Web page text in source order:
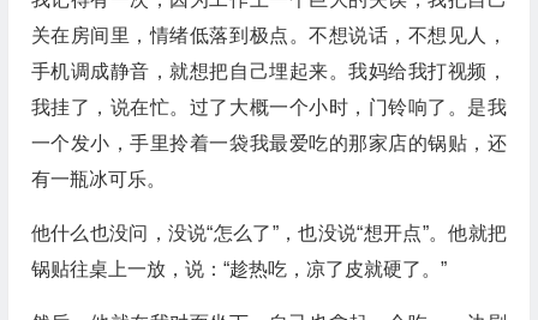
关在房间里，情绪低落到极点。不想说话，不想见人，
手机调成静音，就想把自己埋起来。我妈给我打视频，
我挂了，说在忙。过了大概一个小时，门铃响了。是我
一个发小，手里拎着一袋我最爱吃的那家店的锅贴，还
有一瓶冰可乐。
他什么也没问，没说“怎么了”，也没说“想开点”。他就把
锅贴往桌上一放，说：“趁热吃，凉了皮就硬了。”